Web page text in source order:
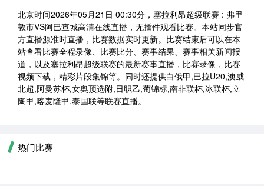
北京时间2026年05月21日 00:30分，塞拉利昂超级联赛 : 弗里
敦市VS阿巴查城高清在线直播，无插件观看比赛。本站同步官
方直播源准时直播，比赛数据实时更新。比赛结束后可以在本
站查看比赛全程录像、比赛比分、赛事结果、赛事相关新闻报
道，以及塞拉利昂超级联赛的最新赛事直播，比赛录像，比赛
视频下载，精彩片段集锦等。同时还提供白俄甲,巴拉U20,澳威
北超,阿曼苏杯,女奥预选附,日职乙,葡锦标,南非联杯,冰联杯,立
陶甲,喀麦隆甲,泰国联等联赛直播。
热门比赛